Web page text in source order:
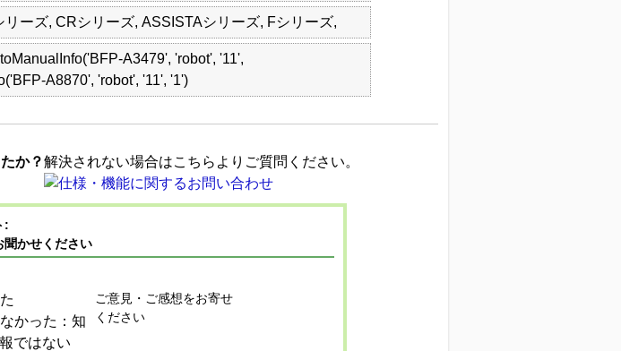
リーズ, CRシリーズ, ASSISTAシリーズ, Fシリーズ,
toManualInfo('BFP-A3479', 'robot', '11',
A8870', 'robot', '11', '1')
か？解決されない場合はこちらよりご質問ください。
:
聞かせください
かった：知
ではない
ご意見・ご感想をお寄せ
ください